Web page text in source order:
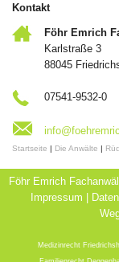
Kontakt
Föhr Emrich
Karlstraße 3
88045
07541-9532-0
Startseite | Die Anwälte |
Föhr Emrich
Impressum
Medizinrecht